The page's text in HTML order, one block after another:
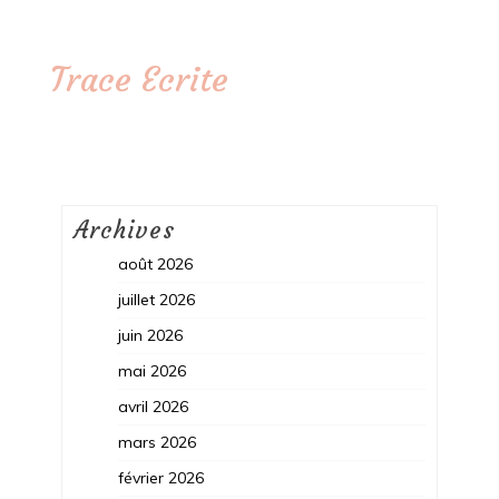
Trace Ecrite
Archives
août 2026
juillet 2026
juin 2026
mai 2026
avril 2026
mars 2026
février 2026